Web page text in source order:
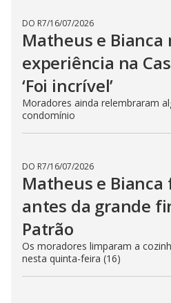
DO R7/16/07/2026
Matheus e
experiência na
‘Foi incrível’
Moradores ainda relembraram
condomínio
DO R7/16/07/2026
Matheus e
antes da grande
Patrão
Os moradores limparam a
nesta quinta-feira (16)